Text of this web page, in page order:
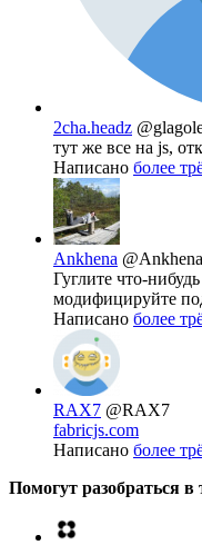
2cha.headz
тут же все на js,
Написано более
Ankhena @Ankhena
Гуглите что-
модифицируйте
Написано более
RAX7 @RAX7
fabricjs.com
Написано более
Помогут разобраться в